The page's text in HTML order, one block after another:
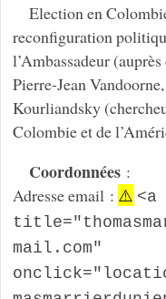
Election en
reconfiguration
l’Ambassadeur
Pierre-Jean
Kourliandsky
Colombie et de
Coordonnées:
Adresse email : ⚠️ <a
mail.com"